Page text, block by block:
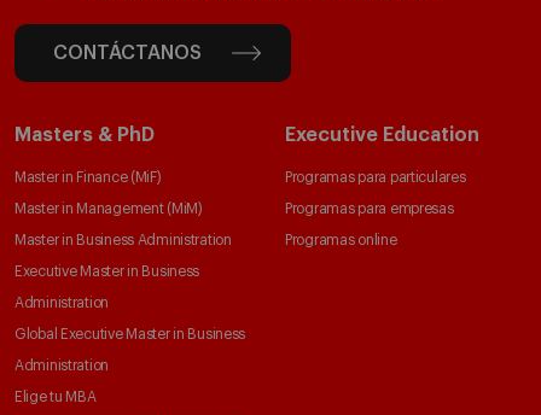
CONTÁCTANOS
Masters & PhD
Master in Finance (MiF)
Master in Management (MiM)
Master in Business Administration
Executive Master in Business
Administration
Global Executive Master in Business
Administration
Elige tu MBA
Executive Education
Programas para particulares
Programas para empresas
Programas online